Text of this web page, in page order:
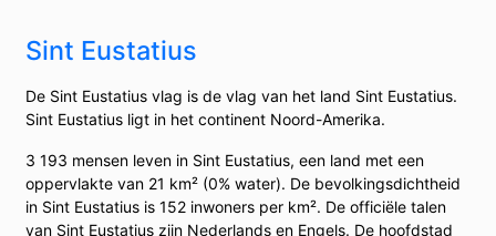
Sint Eustatius
De Sint Eustatius vlag is de vlag van het land Sint Eustatius.
Sint Eustatius ligt in het continent Noord-Amerika.
3 193 mensen leven in Sint Eustatius, een land met een
oppervlakte van 21 km² (0% water). De bevolkingsdichtheid
in Sint Eustatius is 152 inwoners per km². De officiële talen
van Sint Eustatius zijn Nederlands en Engels. De hoofdstad